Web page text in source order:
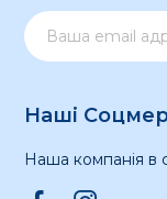
Наші
Наша компанія в